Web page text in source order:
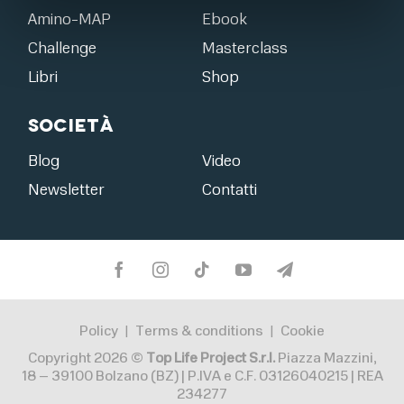
Amino-MAP
Ebook
Challenge
Masterclass
Libri
Shop
Società
Blog
Video
Newsletter
Contatti
Policy | Terms & conditions | Cookie
Copyright 2026 © Top Life Project S.r.l.Piazza Mazzini,
18 – 39100 Bolzano (BZ) | P.IVA e C.F. 03126040215 | REA
234277